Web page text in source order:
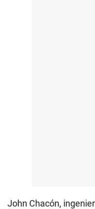
John Chacón,